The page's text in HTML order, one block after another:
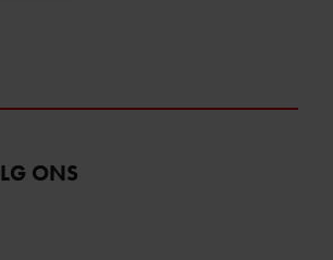
ONS